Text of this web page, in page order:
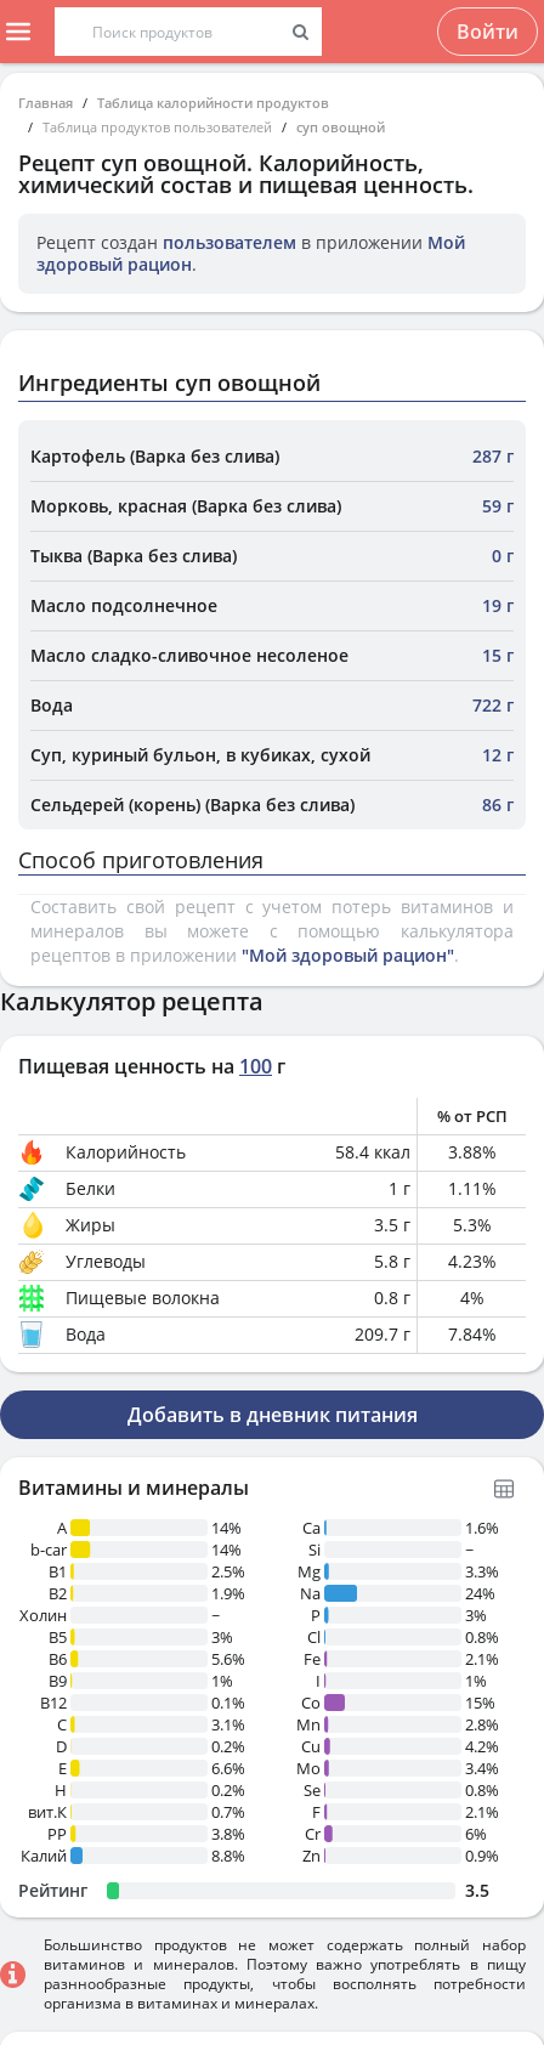
Войти
Главная
Таблица калорийности продуктов
Таблица продуктов пользователей
суп овощной
Рецепт суп овощной. Калорийность,
химический состав и пищевая ценность.
Рецепт создан пользователем в приложении Мой
здоровый рацион.
Ингредиенты суп овощной
Картофель (Варка без слива) 287 г
Морковь, красная (Варка без слива) 59 г
Тыква (Варка без слива) 0 г
Масло подсолнечное 19 г
Масло сладко-сливочное несоленое 15 г
Вода 722 г
Суп, куриный бульон, в кубиках, сухой 12 г
Сельдерей (корень) (Варка без слива) 86 г
Способ приготовления
Составить свой рецепт с учетом потерь витаминов и
минералов вы можете с помощью калькулятора
рецептов в приложении "Мой здоровый рацион".
Калькулятор рецепта
Пищевая ценность на 100 г
% от РСП
Калорийность 58.4 ккал 3.88%
Белки
1 г 1.11%
Жиры
3.5 г 5.3%
Углеводы
5.8 г 4.23%
Пищевые волокна
0.8 г 4%
Вода
209.7 г 7.84%
Добавить в дневник питания
Витамины и минералы
A
14%
b-car
14%
В1
2.5%
B2
1.9%
Холин
~
B5
3%
B6
5.6%
B9
1%
B12
0.1%
C
3.1%
D
0.2%
E
6.6%
H
0.2%
вит.К
0.7%
PP
3.8%
Калий
8.8%
Ca
1.6%
Si
~
Mg
3.3%
Na
24%
P
3%
Cl
0.8%
Fe
2.1%
I
1%
Co
15%
Mn
2.8%
Cu
4.2%
Mo
3.4%
Se
0.8%
F
2.1%
Cr
6%
Zn
0.9%
Рейтинг 3.5
Большинство продуктов не может содержать полный набор
витаминов и минералов. Поэтому важно употреблять в пищу
разннообразные продукты, чтобы восполнять потребности
организма в витаминах и минералах.